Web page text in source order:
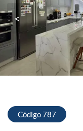
<
Código 787